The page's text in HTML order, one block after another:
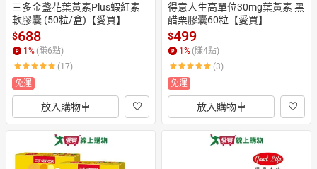
三多金盞花葉黃素Plus蝦紅素
軟膠囊 (50粒/盒)【愛買】
$688
1 % (賺6點)
(17)
免運
放入購物車
得意人生高單位30mg葉黃素 黑
醋栗膠囊60粒【愛買】
$499
1 % (賺4點)
(3)
免運
放入購物車